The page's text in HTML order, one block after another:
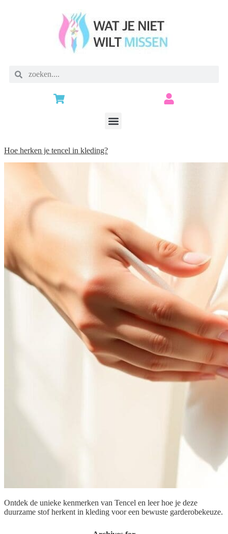
Hoe herken je tencel in kleding?
Ontdek de unieke kenmerken van Tencel en leer hoe je deze
duurzame stof herkent in kleding voor een bewuste garderobekeuze.